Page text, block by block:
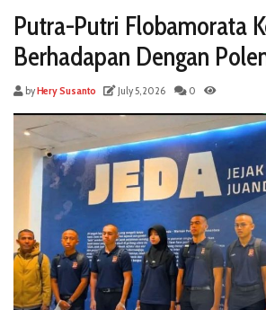
Putra-Putri Flobamorata
Berhadapan Dengan
byHery Susanto July 5, 2026 0